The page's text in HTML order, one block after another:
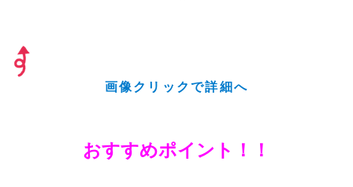
画像クリックで詳細へ
おすすめポイント！！